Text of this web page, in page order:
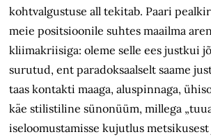
kohtvalgustuse all tekitab. Paari
meie positsioonile suhtes maailma
kliimakriisiga: oleme selle ees justkui
surutud, ent paradoksaalselt saame
taas kontakti maaga, aluspinnaga,
käe stilistiline sünonüüm, millega
iseloomustamisse kujutlus metsikusest